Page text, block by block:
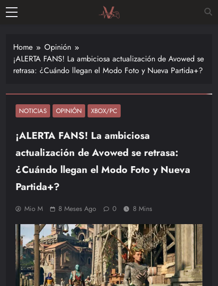
Skip
últimas
novedades
los
–
Nintendo,
Playstac
Home
Opinión
¡ALERTA FANS! La ambiciosa actualización de Avowed se
retrasa: ¿Cuándo llegan el Modo Foto y Nueva Partida+?
NOTICIAS OPINIÓN XBOX/PC
¡ALERTA FANS! La ambiciosa
actualización de Avowed se retrasa:
¿Cuándo llegan el Modo Foto y Nueva
Partida+?
Mio M 8 Meses Ago 0 8 Mins